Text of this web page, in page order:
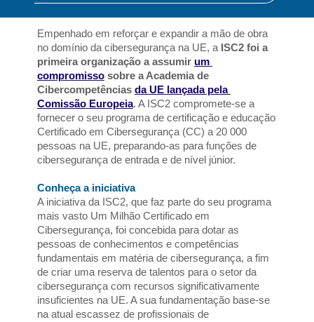
Empenhado em reforçar e expandir a mão de obra
no domínio da cibersegurança na UE, a ISC2 foi a
primeira organização a assumir um
compromisso sobre a Academia de
Cibercompetências da UE lançada pela
Comissão Europeia. A ISC2 compromete-se a
fornecer o seu programa de certificação e educação
Certificado em Cibersegurança (CC) a 20 000
pessoas na UE, preparando-as para funções de
cibersegurança de entrada e de nível júnior.
Conheça a iniciativa
A iniciativa da ISC2, que faz parte do seu programa
mais vasto Um Milhão Certificado em
Cibersegurança, foi concebida para dotar as
pessoas de conhecimentos e competências
fundamentais em matéria de cibersegurança, a fim
de criar uma reserva de talentos para o setor da
cibersegurança com recursos significativamente
insuficientes na UE. A sua fundamentação base-se
na atual escassez de profissionais de